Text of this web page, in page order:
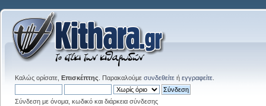
Καλώς ορίσατε, Επισκέπτης . Παρακαλούμε συνδεθείτε ή εγγραφείτε
Σύνδεση με όνομα, κωδικό και διάρκεια σύνδεσης